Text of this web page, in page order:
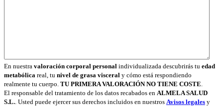
En nuestra valoración corporal personal individualizada descubrirás tu edad
metabólica real, tu nivel de grasa visceral y cómo está respondiendo
realmente tu cuerpo. TU PRIMERA VALORACIÓN NO TIENE COSTE
El responsable del tratamiento de los datos recabados en ALMELA SALUD
S.L. . Usted puede ejercer sus derechos incluidos en nuestros Avisos legales y